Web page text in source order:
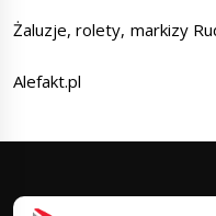
Żaluzje, rolety, markizy
Alefakt.pl